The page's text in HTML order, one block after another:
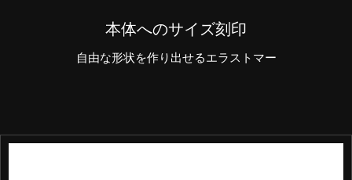
本体へのサイズ刻印
自由な形状を作り出せるエラストマー